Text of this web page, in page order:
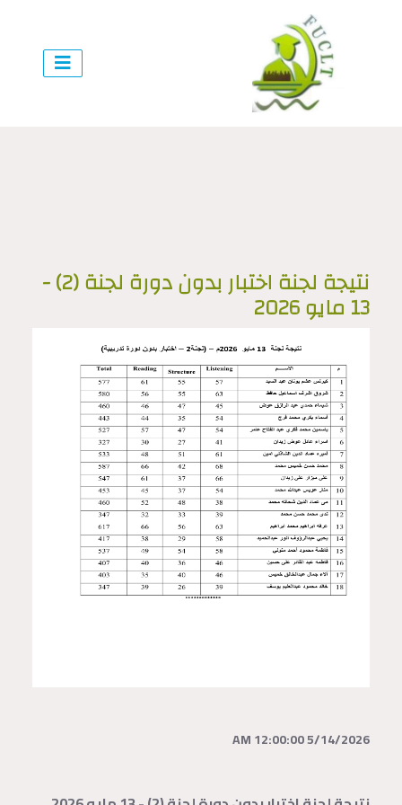
نتيجة لجنة اختبار بدون دورة لجنة (2) -
13 مايو 2026
5/14/2026 12:00:00 AM